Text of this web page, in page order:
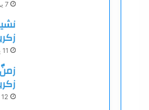
7 يونيو، 2025
11 يونيو، 2025
12 يونيو، 2025